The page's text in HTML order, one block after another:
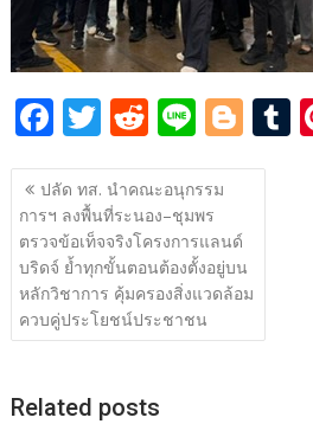
F
ac
e
b
o
o
k
T
w
itt
er
R
e
d
di
t
Li
n
e
Bl
o
er
T
แนะแนว
เรื่อง
ปลัด ทส. นำคณะอนุกรรม
การฯ ลงพื้นที่ระนอง–ชุมพร
ตรวจข้อเท็จจริงโครงการแลนด์
บริดจ์ ย้ำทุกขั้นตอนต้องตั้งอยู่บน
หลักวิชาการ คุ้มครองสิ่งแวดล้อม
ควบคู่ประโยชน์ประชาชน
Related posts